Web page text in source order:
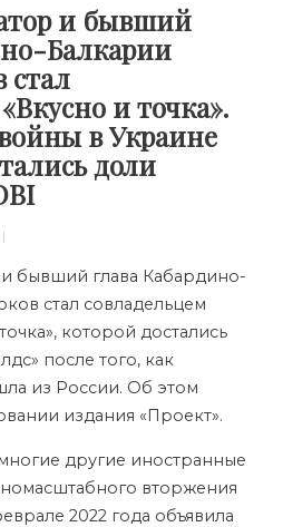
и бывший
Балкарии
стал
и точка».
в Украине
доли
бывший глава Кабардино-
стал совладельцем
которой достались
после того, как
из России. Об этом
издания «Проект».
другие иностранные
вторжения
2022 года объявила